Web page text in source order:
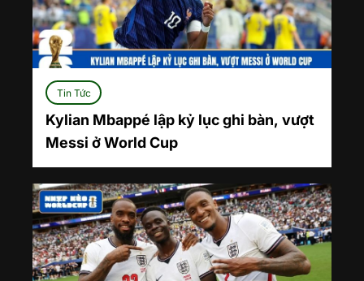
Tin Tức
Kylian Mbappé lập kỷ lục ghi bàn, vượt
Messi ở World Cup